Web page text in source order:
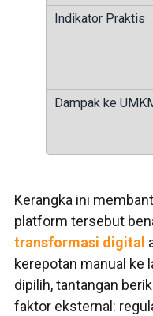
Kerangka ini
platform tersebut
transformasi digital
kerepotan manual ke
dipilih, tantangan
faktor eksternal: